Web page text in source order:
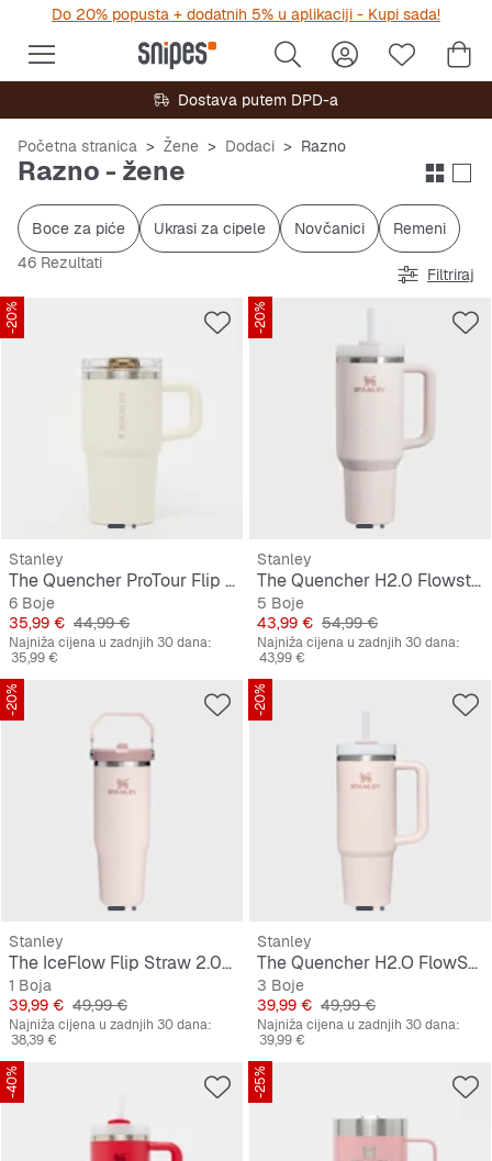
Do 20% popusta + dodatnih 5% u aplikaciji - Kupi sada!
Dostava putem DPD-a
Početna stranica Žene Dodaci Razno
Razno - žene
Boce za piće Ukrasi za cipele Novčanici
Remeni
46 Rezultati
Filtriraj
-20%
Stanley
The Quencher ProTour Flip Straw Tumbler | 0,6L
6 Boje
Cijena
35,99 € Originalna cijena
44,99 €
Najniža cijena u zadnjih 30 dana:
35,99 €
-20%
Stanley
The Quencher H2.0 Flowstate Tumbler | 1,2L
5 Boje
Cijena
43,99 € Originalna cijena
54,99 €
Najniža cijena u zadnjih 30 dana:
43,99 €
-20%
Stanley
The IceFlow Flip Straw 2.0 Tumbler | 0,9L
1 Boja
Cijena
39,99 € Originalna cijena
49,99 €
Najniža cijena u zadnjih 30 dana:
38,39 €
-20%
Stanley
The Quencher H2.O FlowState Tumbler | 0,9L
3 Boje
Cijena
39,99 € Originalna cijena
49,99 €
Najniža cijena u zadnjih 30 dana:
39,99 €
-40% -25%